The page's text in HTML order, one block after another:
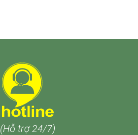
(Hỗ trợ 24/7)